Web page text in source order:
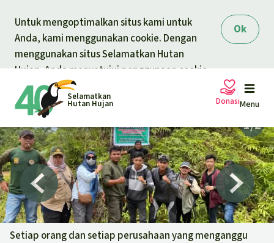
Ok
Untuk mengoptimalkan situs kami untuk
Anda, kami menggunakan cookie. Dengan
menggunakan situs Selamatkan Hutan
Hujan, Anda menyetujui penggunaan cookie.
Selamatkan
Hutan Hujan Menu
Petisi
Proyek
Topik
Donasi
Donasi umum
Donasi untuk tema
Setiap orang dan setiap perusahaan yang menganggu